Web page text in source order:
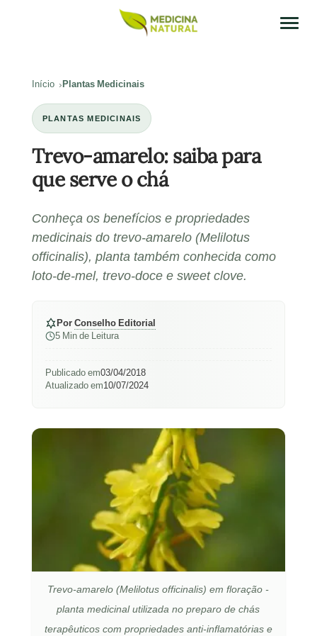
Início Plantas Medicinais
PLANTAS MEDICINAIS
Trevo-amarelo: saiba para
que serve o chá
Conheça os benefícios e propriedades
medicinais do trevo-amarelo (Melilotus
officinalis), planta também conhecida como
loto-de-mel, trevo-doce e sweet clove.
PorConselho Editorial
5 Min de Leitura
Publicado em03/04/2018
Atualizado em10/07/2024
Trevo-amarelo (Melilotus officinalis) em floração -
planta medicinal utilizada no preparo de chás
terapêuticos com propriedades anti-inflamatórias e